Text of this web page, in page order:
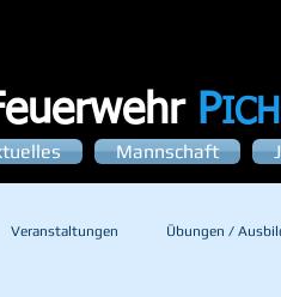
P
Mannschaft
Veranstaltungen Übungen /